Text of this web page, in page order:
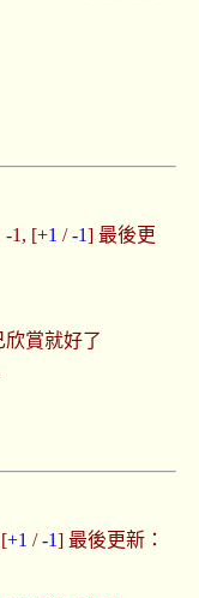
-1, [+1 /-1] 最後更
賞就好了
+1 /-1] 最後更新：